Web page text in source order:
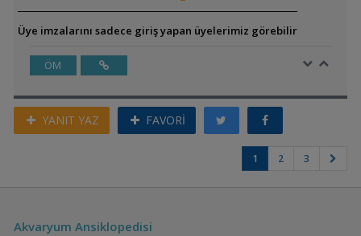
Üye imzalarını sadece giriş yapan üyelerimiz görebilir
ÖM
YANIT YAZ FAVORİ
1 2 3
Akvaryum Ansiklopedisi